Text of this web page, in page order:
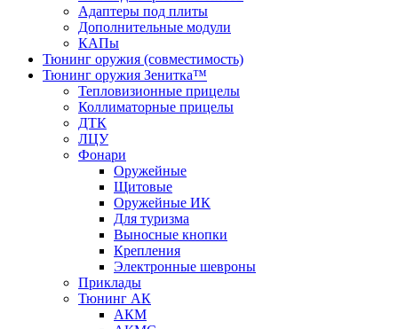
Адаптеры под плиты
Дополнительные модули
КАПы
Тюнинг оружия (совместимость)
Тюнинг оружия Зенитка™
Тепловизионные прицелы
Коллиматорные прицелы
ДТК
ЛЦУ
Фонари
Оружейные
Щитовые
Оружейные ИК
Для туризма
Выносные кнопки
Крепления
Электронные шевроны
Приклады
Тюнинг АК
АКМ